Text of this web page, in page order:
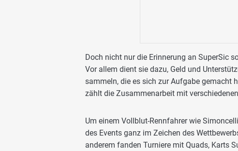
Doch nicht nur die Erinnerung an SuperSic
Vor allem dient sie dazu, Geld und
sammeln, die es sich zur Aufgabe gemacht
zählt die Zusammenarbeit mit
Um einem Vollblut-Rennfahrer wie
des Events ganz im Zeichen des
anderem fanden Turniere mit Quads, Karts